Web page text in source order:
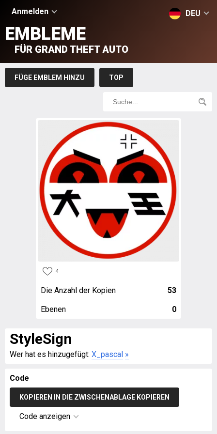
Anmelden DEU
EMBLEME
FÜR GRAND THEFT AUTO
FÜGE EMBLEM HINZU TOP
4
Die Anzahl der Kopien 53
Ebenen 0
StyleSign
Wer hat es hinzugefügt: X_pascal »
Code
KOPIEREN IN DIE ZWISCHENABLAGE KOPIEREN
Code anzeigen